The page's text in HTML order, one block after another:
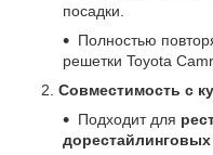
посадки.
Полностью
решетки Toyota
Совместимость с
Подходит для